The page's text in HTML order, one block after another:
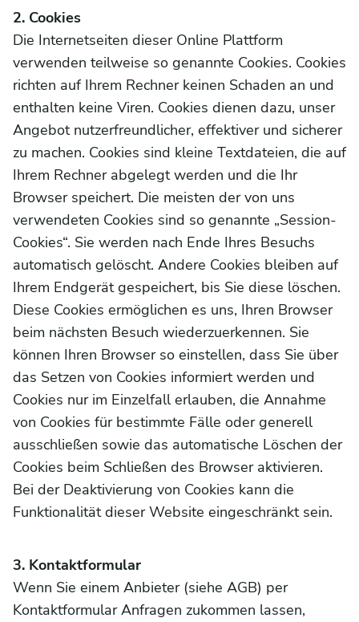
2. Cookies
Die Internetseiten dieser Online Plattform
verwenden teilweise so genannte Cookies. Cookies
richten auf Ihrem Rechner keinen Schaden an und
enthalten keine Viren. Cookies dienen dazu, unser
Angebot nutzerfreundlicher, effektiver und sicherer
zu machen. Cookies sind kleine Textdateien, die auf
Ihrem Rechner abgelegt werden und die Ihr
Browser speichert. Die meisten der von uns
verwendeten Cookies sind so genannte „Session-
Cookies“. Sie werden nach Ende Ihres Besuchs
automatisch gelöscht. Andere Cookies bleiben auf
Ihrem Endgerät gespeichert, bis Sie diese löschen.
Diese Cookies ermöglichen es uns, Ihren Browser
beim nächsten Besuch wiederzuerkennen. Sie
können Ihren Browser so einstellen, dass Sie über
das Setzen von Cookies informiert werden und
Cookies nur im Einzelfall erlauben, die Annahme
von Cookies für bestimmte Fälle oder generell
ausschließen sowie das automatische Löschen der
Cookies beim Schließen des Browser aktivieren.
Bei der Deaktivierung von Cookies kann die
Funktionalität dieser Website eingeschränkt sein.
3. Kontaktformular
Wenn Sie einem Anbieter (siehe AGB) per
Kontaktformular Anfragen zukommen lassen,